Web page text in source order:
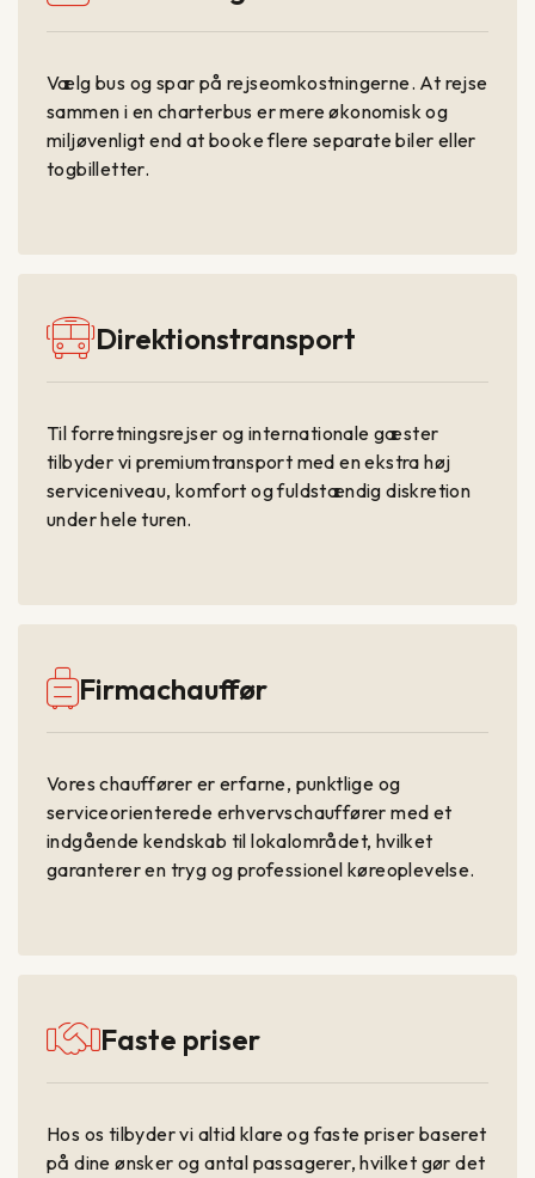
Vælg bus og spar på rejseomkostningerne. At rejse
sammen i en charterbus er mere økonomisk og
miljøvenligt end at booke flere separate biler eller
togbilletter.
Direktionstransport
Til forretningsrejser og internationale gæster
tilbyder vi premiumtransport med en ekstra høj
serviceniveau, komfort og fuldstændig diskretion
under hele turen.
Firmachauffør
Vores chauffører er erfarne, punktlige og
serviceorienterede erhvervschauffører med et
indgående kendskab til lokalområdet, hvilket
garanterer en tryg og professionel køreoplevelse.
Faste priser
Hos os tilbyder vi altid klare og faste priser baseret
på dine ønsker og antal passagerer, hvilket gør det